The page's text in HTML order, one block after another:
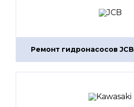
Ремонт гидронасосов JCB